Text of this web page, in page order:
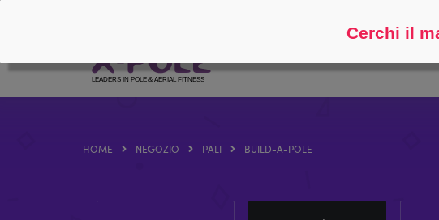
HOME NEGOZIO PALI BUILD-A-POLE
Cerchi il